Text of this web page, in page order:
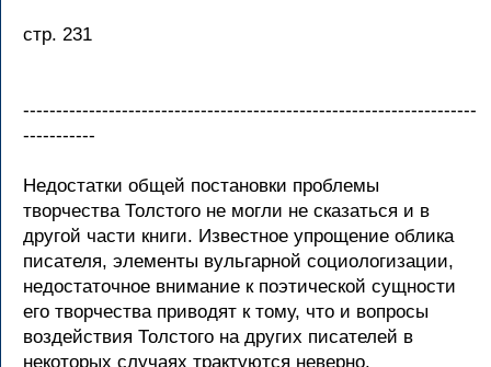
стр. 231
---------------------------------------------------------------------
-----------
Недостатки общей постановки проблемы
творчества Толстого не могли не сказаться и в
другой части книги. Известное упрощение облика
писателя, элементы вульгарной социологизации,
недостаточное внимание к поэтической сущности
его творчества приводят к тому, что и вопросы
воздействия Толстого на других писателей в
некоторых случаях трактуются неверно.